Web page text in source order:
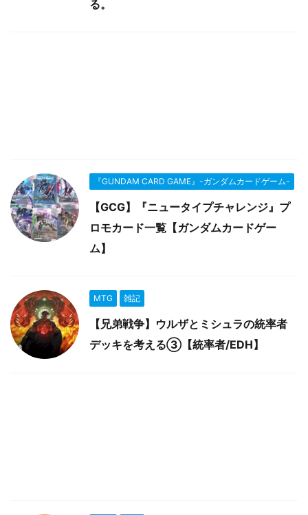
る。
『GUNDAM CARD GAME』-ガンダムカードゲーム-
【GCG】『ニュータイプチャレンジ』プ
ロモカード一覧【ガンダムカードゲー
ム】
MTG 雑記
【兄弟戦争】ウルザとミシュラの統率者
デッキを考える③【統率者/EDH】